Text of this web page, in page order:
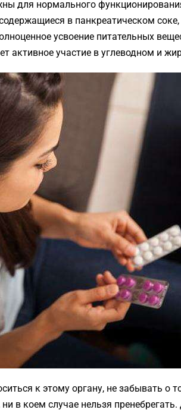
для нормального
в панкреатическом
усвоение питательных
активное участие в углеводном и
к этому органу, не забывать о
в коем случае нельзя